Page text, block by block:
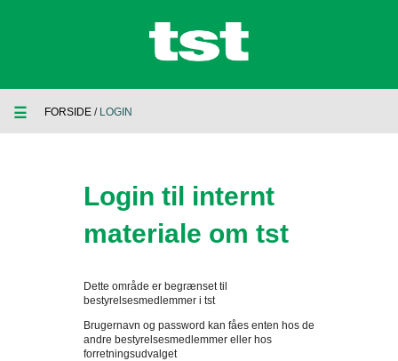
☰ FORSIDE / LOGIN
Login til internt
materiale om tst
Dette område er begrænset til
bestyrelsesmedlemmer i tst
Brugernavn og password kan fåes enten hos de
andre bestyrelsesmedlemmer eller hos
forretningsudvalget